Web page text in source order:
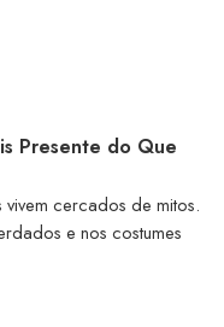
Presente do Que
cercados de mitos.
e nos costumes